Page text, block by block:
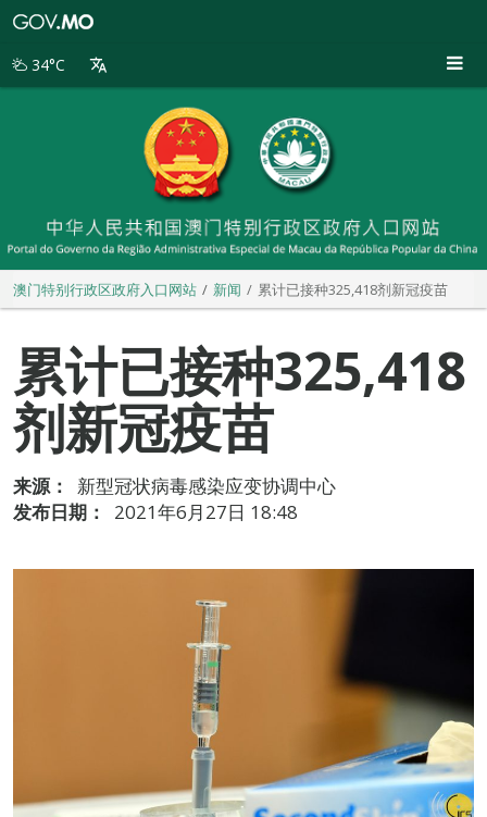
别
34°C
澳门特别行政区政府入口网站 新闻 累计已接种325,418剂新冠疫苗
累计已接种325,418
剂新冠疫苗
来源：
新型冠状病毒感染应变协调中心
发布日期：
2021年6月27日 18:48